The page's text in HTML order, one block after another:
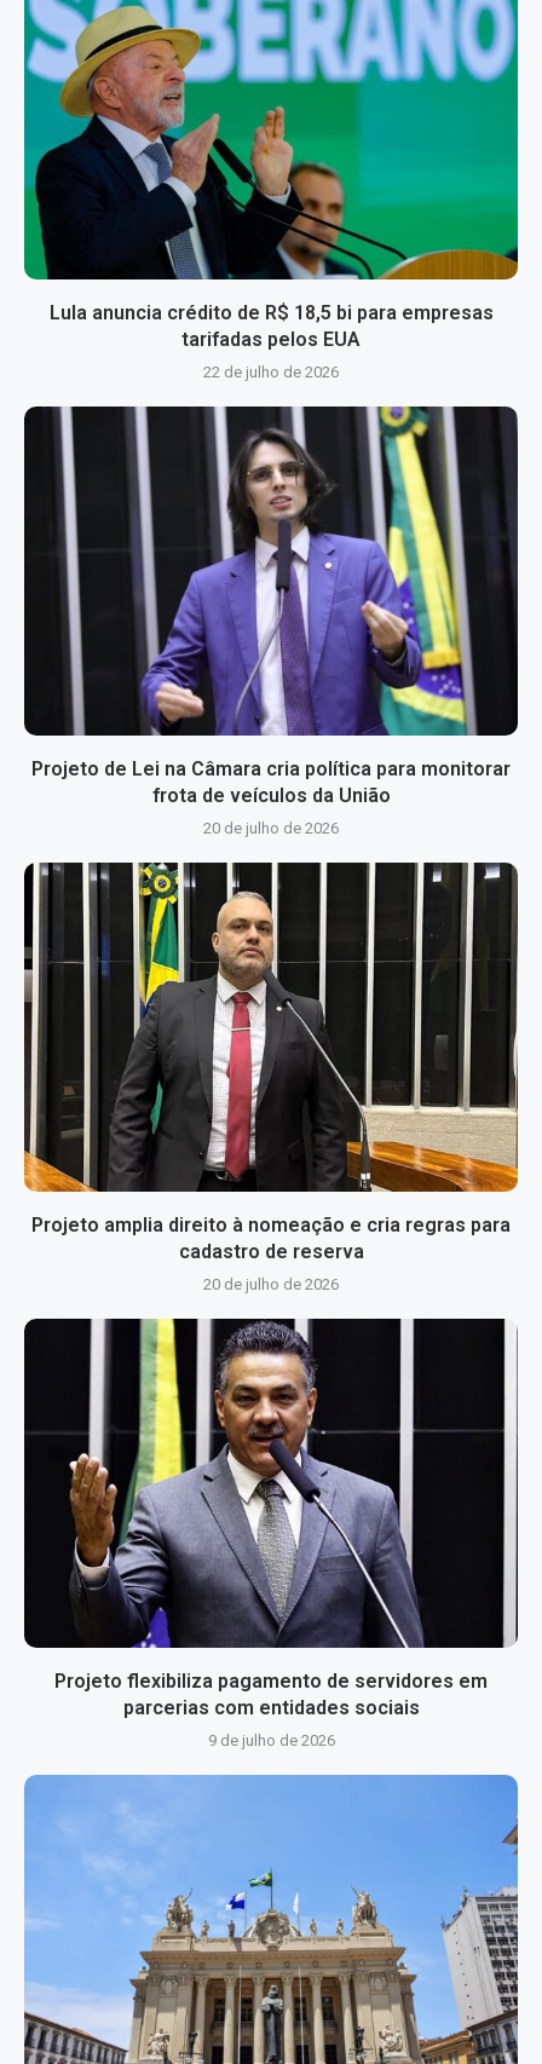
Lula anuncia crédito de R$ 18,5 bi para empresas
tarifadas pelos EUA
22 de julho de 2026
Projeto de Lei na Câmara cria política para monitorar
frota de veículos da União
20 de julho de 2026
Projeto amplia direito à nomeação e cria regras para
cadastro de reserva
20 de julho de 2026
Projeto flexibiliza pagamento de servidores em
parcerias com entidades sociais
9 de julho de 2026